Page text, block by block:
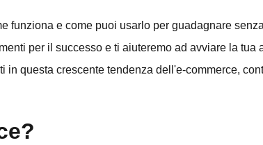
funziona e come puoi usarlo per guadagnare
per il successo e ti aiuteremo ad avviare la tua
in questa crescente tendenza dell'e-commerce,